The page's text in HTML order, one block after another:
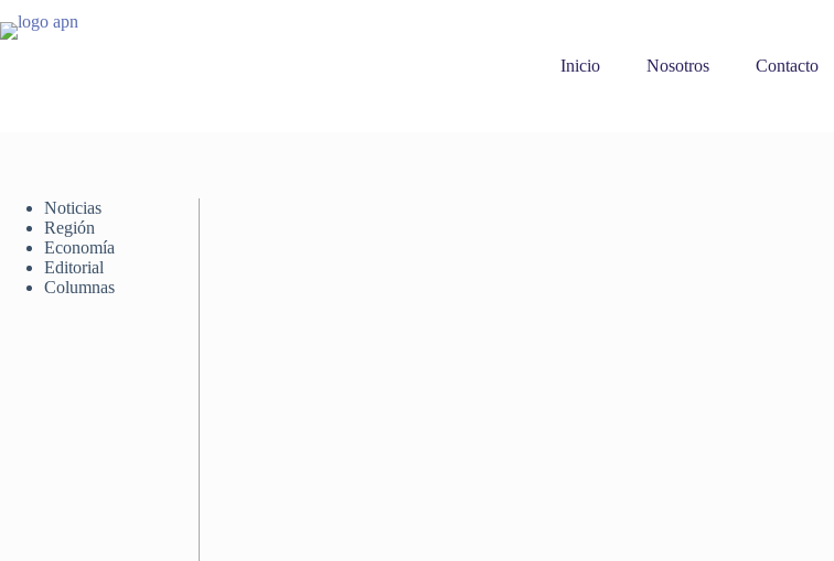
al
Inicio
Nosotros Contacto
Noticias
Región
Economía
Editorial
Columnas